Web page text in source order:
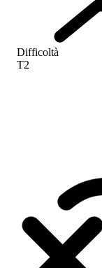
Difficoltà
T2